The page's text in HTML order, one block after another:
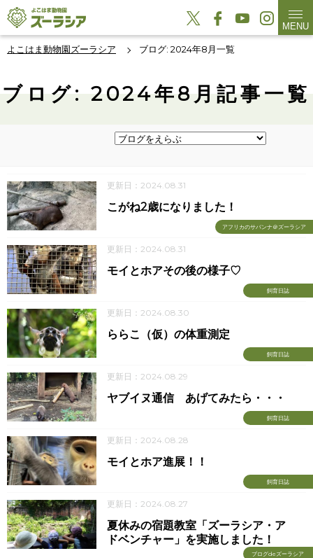
MENU
よこはま動物園ズーラシア ブログ: 2024年8月一覧
ブログ: 2024年8月記事一覧
更新日：2024.08.31
アフリカのサバンナ＠ズーラシア
こがね2歳になりました！
更新日：2024.08.31
飼育日誌
モイとホアその後の様子♡
更新日：2024.08.30
飼育日誌
ららこ（仮）の体重測定
更新日：2024.08.29
飼育日誌
ヤブイヌ通信 あげてみたら・・・
更新日：2024.08.28
飼育日誌
モイとホア進展！！
更新日：2024.08.27
ブログdeズーラシア
夏休みの宿題教室「ズーラシア・ア
ドベンチャー」を実施しました！